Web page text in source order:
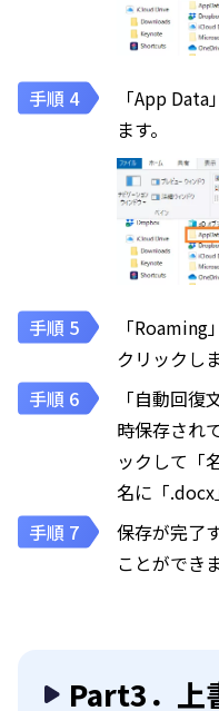
「App
ます。
「
クリックしま
「自動回
時保存され
ックして「
名に「.docx
保存が完了
ことができ
Part3．上